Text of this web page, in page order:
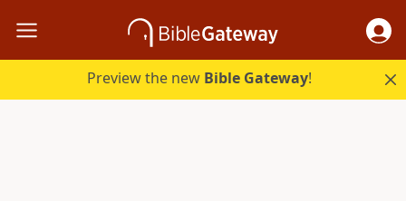
Preview the new Bible Gateway!